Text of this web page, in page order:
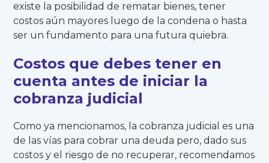
existe la posibilidad de rematar bienes, tener
costos aún mayores luego de la condena o hasta
ser un fundamento para una futura quiebra.
Costos que debes tener en
cuenta antes de iniciar la
cobranza judicial
Como ya mencionamos, la cobranza judicial es una
de las vías para cobrar una deuda pero, dado sus
costos y el riesgo de no recuperar, recomendamos